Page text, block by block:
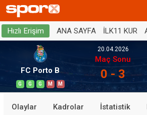
Hızlı Erişim ANA SAYFA İLK11 KUR
FC Porto B
G G G M M
20.04.2026
Maç Sonu
0 - 3
Olaylar Kadrolar İstatistik